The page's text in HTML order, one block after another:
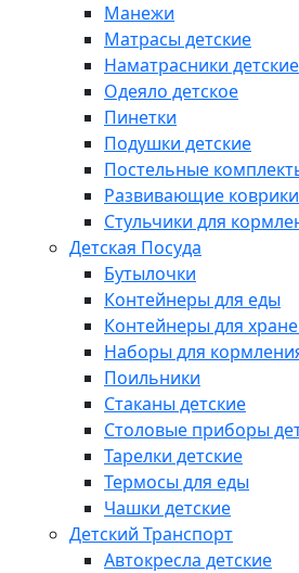
Манежи
Матрасы детские
Наматрасники детские
Одеяло детское
Пинетки
Подушки детские
Постельные
Развивающие коврики
Стульчики для
Детская Посуда
Бутылочки
Контейнеры для еды
Контейнеры для
Наборы для
Поильники
Стаканы детские
Столовые приборы
Тарелки детские
Термосы для еды
Чашки детские
Детский Транспорт
Автокресла детские